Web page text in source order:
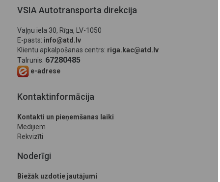
VSIA Autotransporta direkcija
Vaļņu iela 30, Rīga, LV-1050
E-pasts: info@atd.lv
Klientu apkalpošanas centrs: riga.kac@atd.lv
Tālrunis: 67280485
e-adrese
Kontaktinformācija
Kontakti un pieņemšanas laiki
Medijiem
Rekvizīti
Noderīgi
Biežāk uzdotie jautājumi